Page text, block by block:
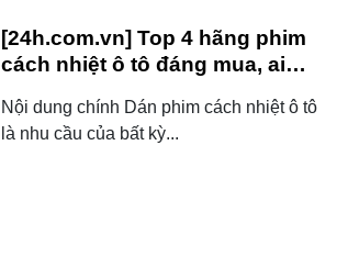
[24h.com.vn] Top 4 hãng phim
cách nhiệt ô tô đáng mua, ai
Nội dung chính Dán phim cách nhiệt ô tô
là nhu cầu của bất kỳ...